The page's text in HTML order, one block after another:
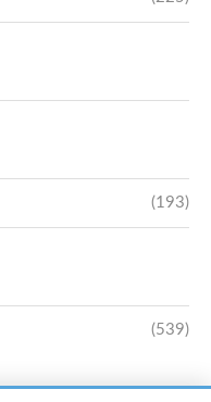
(193)
(539)